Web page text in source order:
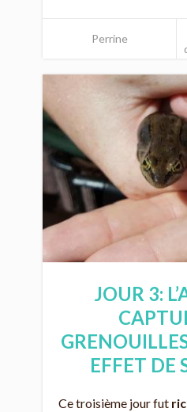
Perrine
JOUR 3:
EFFET DE
Ce troisième jour fut